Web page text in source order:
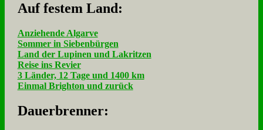
Auf fe­stem Land:
Anziehende Algarve
Sommer in Siebenbürgen
Land der Lupinen und Lakritzen
Reise ins Revier
3 Länder, 12 Tage und 1400 km
Einmal Brighton und zurück
Dau­er­bren­ner: